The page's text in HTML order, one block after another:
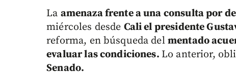
La amenaza frente a una consulta por
miércoles desde Cali el presidente
reforma, en búsqueda del mentado
evaluar las condiciones. Lo anterior,
Senado.